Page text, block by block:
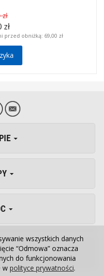
przed obniżką: 69,00 zł
wszystkich danych
“Odmowa” oznacza
do funkcjonowania
w polityce prywatności.